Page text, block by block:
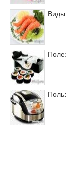
Виды